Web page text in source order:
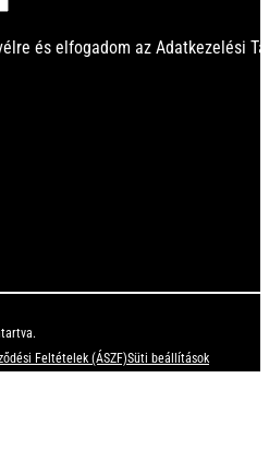
és elfogadom az Adatkezelési
Feltételek (ÁSZF)Süti beállítások